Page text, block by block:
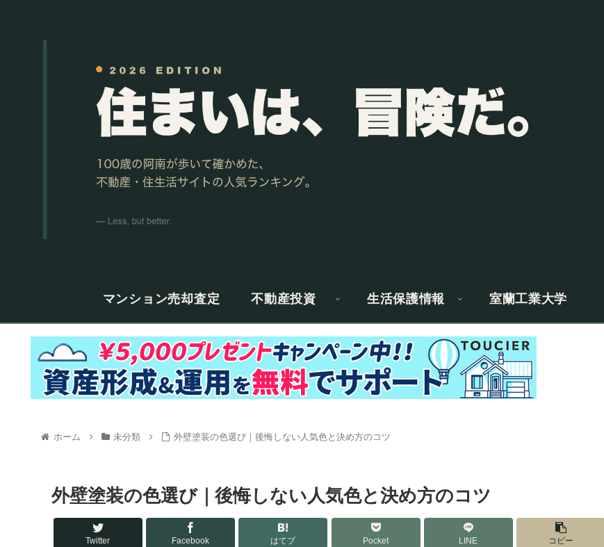
マンション売却査定 不動産投資 生活保護情報 室蘭工業大学
ホーム 未分類 外壁塗装の色選び｜後悔しない人気色と決め方のコツ
外壁塗装の色選び｜後悔しない人気色と決め方のコツ
Twitter Facebook はてブ Pocket LINE コピー